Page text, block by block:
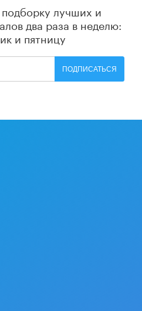
лучших и
два раза в неделю:
и пятницу
ПОДПИСАТЬСЯ